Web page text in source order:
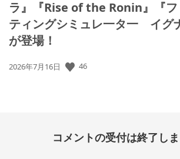
ラ』『Rise of the Ronin』『フ
ティングシミュレ一タ一 イグ
が登場！
公
2026年7月16日 46
コメントの受付は終了しま